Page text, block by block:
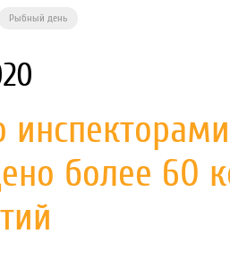
Рыбный день
более 60